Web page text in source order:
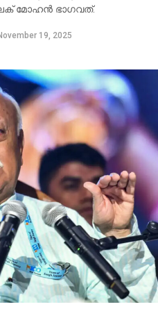
മോഹന്‍ ഭാഗവത്.
19, 2025